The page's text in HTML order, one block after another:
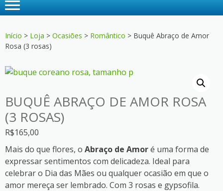
Início > Loja > Ocasiões > Romântico > Buquê Abraço de Amor
Rosa (3 rosas)
BUQUÊ ABRAÇO DE AMOR ROSA
(3 ROSAS)
R$165,00
Mais do que flores, o Abraço de Amoré uma forma de
expressar sentimentos com delicadeza. Ideal para
celebrar o Dia das Mães ou qualquer ocasião em que o
amor mereça ser lembrado. Com 3 rosas e gypsofila.